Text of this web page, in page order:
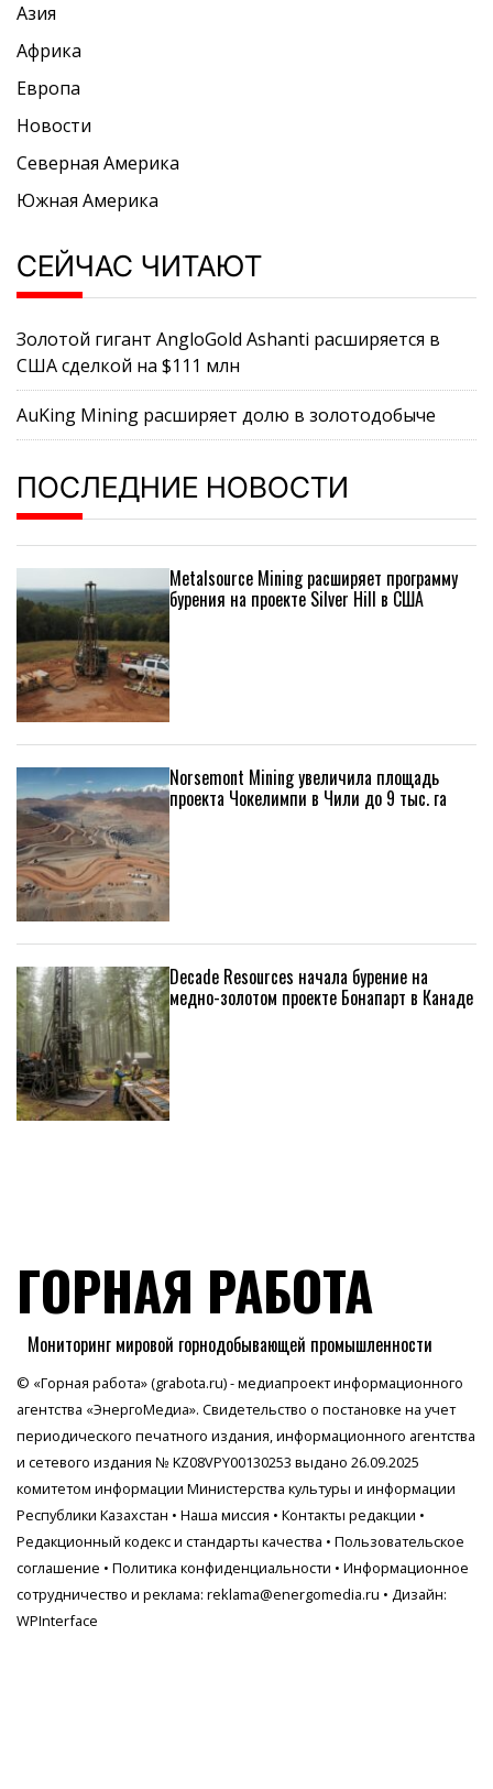
Азия
Африка
Европа
Новости
Северная Америка
Южная Америка
СЕЙЧАС ЧИТАЮТ
Золотой гигант AngloGold Ashanti расширяется в
США сделкой на $111 млн
AuKing Mining расширяет долю в золотодобыче
ПОСЛЕДНИЕ НОВОСТИ
Metalsource Mining расширяет программу
бурения на проекте Silver Hill в США
Norsemont Mining увеличила площадь
проекта Чокелимпи в Чили до 9 тыс. га
Decade Resources начала бурение на
медно-золотом проекте Бонапарт в Канаде
ГОРНАЯ РАБОТА
Мониторинг мировой горнодобывающей промышленности
© «Горная работа» (grabota.ru) - медиапроект информационного
агентства «ЭнергоМедиа». Свидетельство о постановке на учет
периодического печатного издания, информационного агентства
и сетевого издания № KZ08VPY00130253 выдано 26.09.2025
комитетом информации Министерства культуры и информации
Республики Казахстан • Наша миссия • Контакты редакции •
Редакционный кодекс и стандарты качества • Пользовательское
соглашение • Политика конфиденциальности • Информационное
сотрудничество и реклама: reklama@energomedia.ru • Дизайн:
WPInterface